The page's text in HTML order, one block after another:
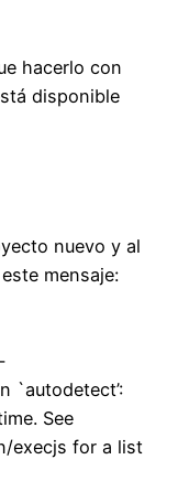
hacerlo con
disponible
nuevo y al
mensaje:
`autodetect’:
See
execjs for a list